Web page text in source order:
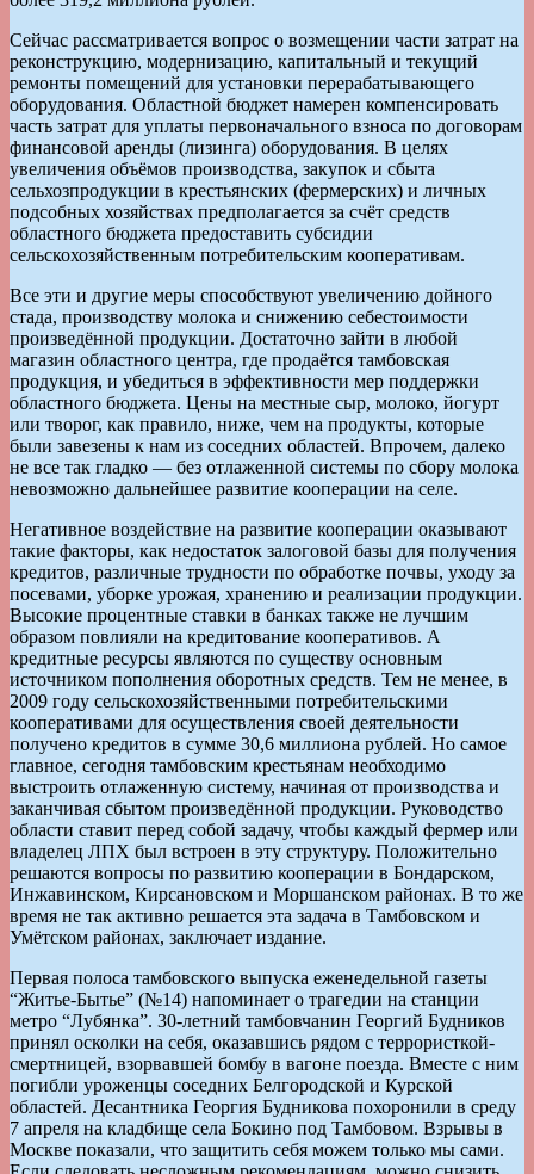
Сейчас рассматривается вопрос о возмещении части затрат на
реконструкцию, модернизацию, капитальный и текущий
ремонты помещений для установки перерабатывающего
оборудования. Областной бюджет намерен компенсировать
часть затрат для уплаты первоначального взноса по договорам
финансовой аренды (лизинга) оборудования. В целях
увеличения объёмов производства, закупок и сбыта
сельхозпродукции в крестьянских (фермерских) и личных
подсобных хозяйствах предполагается за счёт средств
областного бюджета предоставить субсидии
сельскохозяйственным потребительским кооперативам.
Все эти и другие меры способствуют увеличению дойного
стада, производству молока и снижению себестоимости
произведённой продукции. Достаточно зайти в любой
магазин областного центра, где продаётся тамбовская
продукция, и убедиться в эффективности мер поддержки
областного бюджета. Цены на местные сыр, молоко, йогурт
или творог, как правило, ниже, чем на продукты, которые
были завезены к нам из соседних областей. Впрочем, далеко
не все так гладко — без отлаженной системы по сбору молока
невозможно дальнейшее развитие кооперации на селе.
Негативное воздействие на развитие кооперации оказывают
такие факторы, как недостаток залоговой базы для получения
кредитов, различные трудности по обработке почвы, уходу за
посевами, уборке урожая, хранению и реализации продукции.
Высокие процентные ставки в банках также не лучшим
образом повлияли на кредитование кооперативов. А
кредитные ресурсы являются по существу основным
источником пополнения оборотных средств. Тем не менее, в
2009 году сельскохозяйственными потребительскими
кооперативами для осуществления своей деятельности
получено кредитов в сумме 30,6 миллиона рублей. Но самое
главное, сегодня тамбовским крестьянам необходимо
выстроить отлаженную систему, начиная от производства и
заканчивая сбытом произведённой продукции. Руководство
области ставит перед собой задачу, чтобы каждый фермер или
владелец ЛПХ был встроен в эту структуру. Положительно
решаются вопросы по развитию кооперации в Бондарском,
Инжавинском, Кирсановском и Моршанском районах. В то же
время не так активно решается эта задача в Тамбовском и
Умётском районах, заключает издание.
Первая полоса тамбовского выпуска еженедельной газеты
“Житье-Бытье” (№14) напоминает о трагедии на станции
метро “Лубянка”. 30-летний тамбовчанин Георгий Будников
принял осколки на себя, оказавшись рядом с террористкой-
смертницей, взорвавшей бомбу в вагоне поезда. Вместе с ним
погибли уроженцы соседних Белгородской и Курской
областей. Десантника Георгия Будникова похоронили в среду
7 апреля на кладбище села Бокино под Тамбовом. Взрывы в
Москве показали, что защитить себя можем только мы сами.